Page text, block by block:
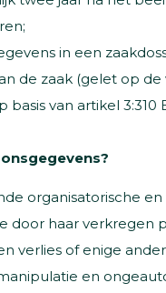
in een
de zaak (gelet op de
basis van artikel 3:310
organisatorische
door haar verkregen
verlies of enige
en